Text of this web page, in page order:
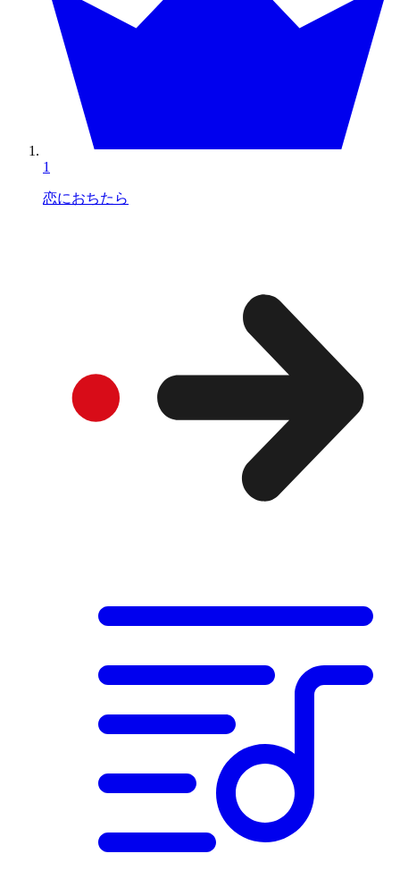
1
恋におちたら